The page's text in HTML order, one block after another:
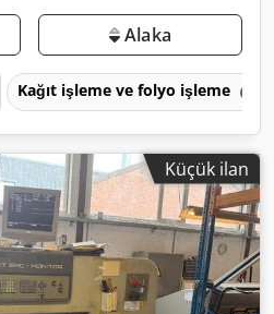
Alaka
Kağıt işleme ve folyo işleme
Küçük ilan